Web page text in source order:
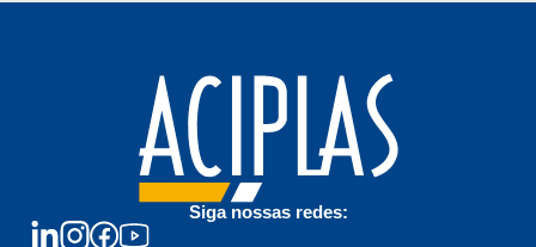
Siga nossas redes: